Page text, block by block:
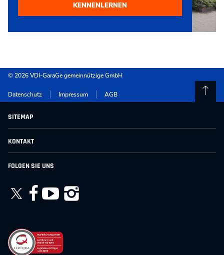
KENNENLERNEN
© 2026 VDI-GaraGe gemeinnützige GmbH
Datenschutz Impressum AGB
SITEMAP
für Eltern & Familien
Vermietung
Alle Angebote
KONTAKT
Karl-Heine-Str. 97
Telefon +49 341 8708 60
FOLGEN SIE UNS